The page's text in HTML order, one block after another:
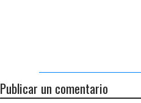
Publicar un comentario